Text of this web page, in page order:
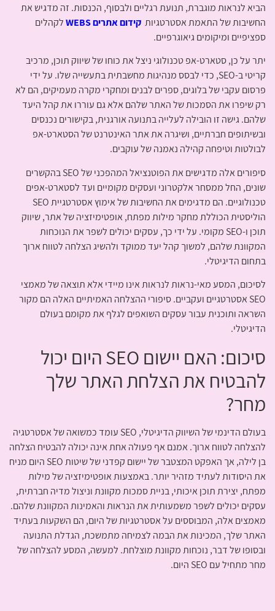
הביא לנראות מוגברת, תנועת רגליים ולבסוף, הכנסות. זה מדגיש את
החשיבות של התאמת אסטרטגיות קידום אתרים WEBS
לקהלים
ספציפיים ומיקומים גיאוגרפיים.
יתר על כן, סטארט-אפ טכנולוגי ניצל את כוחו של שיווק תוכן, מרכיב
קריטי ב-SEO, כדי לבסס מנהיגות מחשבתית בתעשייה שלו. על ידי
פרסום עקבי של בלוגים, ספרים לבנים ומחקרי מקרה מעמיקים, הם לא
רק שיפרו את הסמכות של האתר שלהם אלא גם עוררו את קהל היעד
שלהם. גישה זו הובילה לעלייה בתנועה אורגנית, בקישורים נכנסים
ובשיתופים חברתיים, ושיגרה את אתר האינטרנט של הסטארט-אפ
לבולטות וטיפחה קהילה נאמנה של עוקבים.
סיפורים אלה מדגישים את הפוטנציאל המהפכני של SEO בהקשרים
שונים, החל ממסחר אלקטרוני ועסקים מקומיים ועד לסטארט-אפים
טכנולוגיים. הם מדגימים את החשיבות של אימוץ אסטרטגיית SEO
הוליסטית הכוללת מחקר מילות מפתח, אופטימיזציה של אתר, שיווק
תוכן ו-SEO מקומי. על ידי כך, עסקים יכולים לשפר את הנוכחות
המקוונת שלהם, למשוך קהל יעד ממוקד ולהשיג הצלחה לטווח ארוך
בתחום הדיגיטלי.
לסיכום, המסע מאי-נראות לנראות אינו מיידי אלא תוצאה של מאמצי
SEO אסטרטגיים ועקביים. סיפורי ההצלחה האמיתיים האלה הם מקור
השראה ותוכנית עבור עסקים השואפים לגלף את מקומם בעולם
הדיגיטלי.
סיכום: האם יישום SEO היום יכול
להבטיח את הצלחת האתר שלך
מחר?
בעולם הדינמי של השיווק הדיגיטלי, SEO עומד כמשואה של אסטרטגיה
להצלחה לטווח ארוך. אמנם אף פעולה אחת אינה יכולה להבטיח הצלחה
בן לילה, אך האפקט המצטבר של יישום קפדני של שיטות SEO היום מניח
את היסודות לעתיד מזהיר יותר. באמצעות אופטימיזציה של מילות
מפתח, יצירת תוכן איכותי, בניית סמכות מקוונת וניצול מדיה חברתית,
עסקים יכולים לשפר משמעותית את הנראות והאמינות המקוונת שלהם.
מאמצים אלה, המבוססים על אסטרטגיות של היום, הם השקעות בעתיד
האתר שלך, המכינות את הבמה לצמיחה מתמשכת, הגדלת התנועה
ובסופו של דבר, נוכחות מקוונת מוצלחת. למעשה, המסע להצלחה של
מחר מתחיל עם SEO היום.